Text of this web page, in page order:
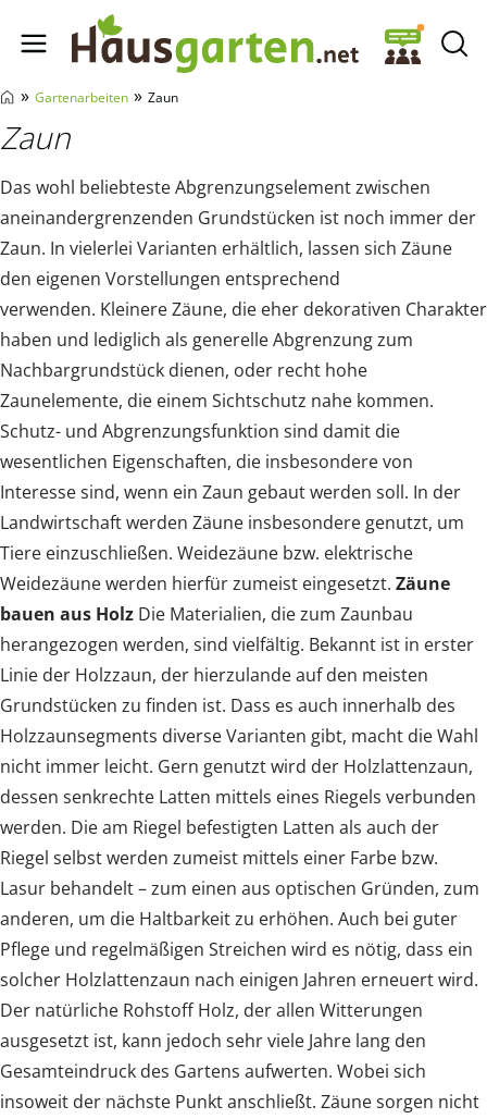
Hausgarten.net
» Gartenarbeiten » Zaun
Zaun
Das wohl beliebteste Abgrenzungselement zwischen
aneinandergrenzenden Grundstücken ist noch immer der
Zaun. In vielerlei Varianten erhältlich, lassen sich Zäune
den eigenen Vorstellungen entsprechend
verwenden. Kleinere Zäune, die eher dekorativen Charakter
haben und lediglich als generelle Abgrenzung zum
Nachbargrundstück dienen, oder recht hohe
Zaunelemente, die einem Sichtschutz nahe kommen.
Schutz- und Abgrenzungsfunktion sind damit die
wesentlichen Eigenschaften, die insbesondere von
Interesse sind, wenn ein Zaun gebaut werden soll. In der
Landwirtschaft werden Zäune insbesondere genutzt, um
Tiere einzuschließen. Weidezäune bzw. elektrische
Weidezäune werden hierfür zumeist eingesetzt. Zäune
bauen aus Holz Die Materialien, die zum Zaunbau
herangezogen werden, sind vielfältig. Bekannt ist in erster
Linie der Holzzaun, der hierzulande auf den meisten
Grundstücken zu finden ist. Dass es auch innerhalb des
Holzzaunsegments diverse Varianten gibt, macht die Wahl
nicht immer leicht. Gern genutzt wird der Holzlattenzaun,
dessen senkrechte Latten mittels eines Riegels verbunden
werden. Die am Riegel befestigten Latten als auch der
Riegel selbst werden zumeist mittels einer Farbe bzw.
Lasur behandelt – zum einen aus optischen Gründen, zum
anderen, um die Haltbarkeit zu erhöhen. Auch bei guter
Pflege und regelmäßigen Streichen wird es nötig, dass ein
solcher Holzlattenzaun nach einigen Jahren erneuert wird.
Der natürliche Rohstoff Holz, der allen Witterungen
ausgesetzt ist, kann jedoch sehr viele Jahre lang den
Gesamteindruck des Gartens aufwerten. Wobei sich
insoweit der nächste Punkt anschließt. Zäune sorgen nicht